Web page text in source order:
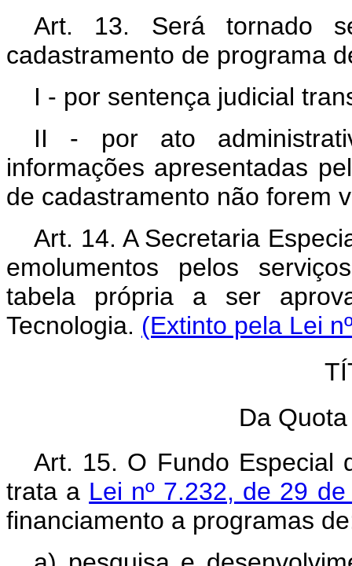
Art. 13. Será tornado
cadastramento de programa
I - por sentença judicial
II - por ato
informações apresentadas
de cadastramento não forem
Art. 14. A Secretaria
emolumentos pelos
tabela própria a ser
Tecnologia. (Extinto pela Lei
Da
Art. 15. O Fundo Especial
trata a Lei nº 7.232, de 29
financiamento a programas